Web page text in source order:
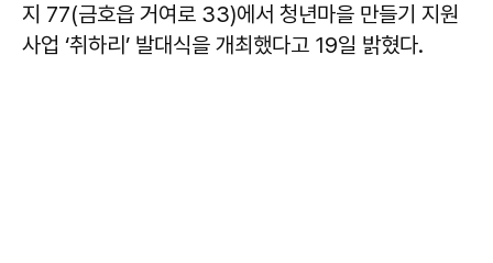
지 77(금호읍 거여로 33)에서 청년마을 만들기 지원
사업 ‘취하리’ 발대식을 개최했다고 19일 밝혔다.